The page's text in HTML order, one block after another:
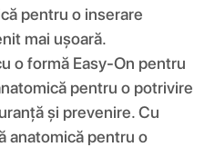
pentru o inserare
mai ușoară.
o formă Easy-On pentru
pentru o potrivire
și prevenire. Cu
anatomică pentru o